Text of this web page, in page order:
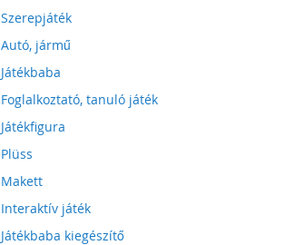
Szerepjáték
Autó, jármű
Játékbaba
Foglalkoztató, tanuló játék
Játékfigura
Plüss
Makett
Interaktív játék
Játékbaba kiegészítő